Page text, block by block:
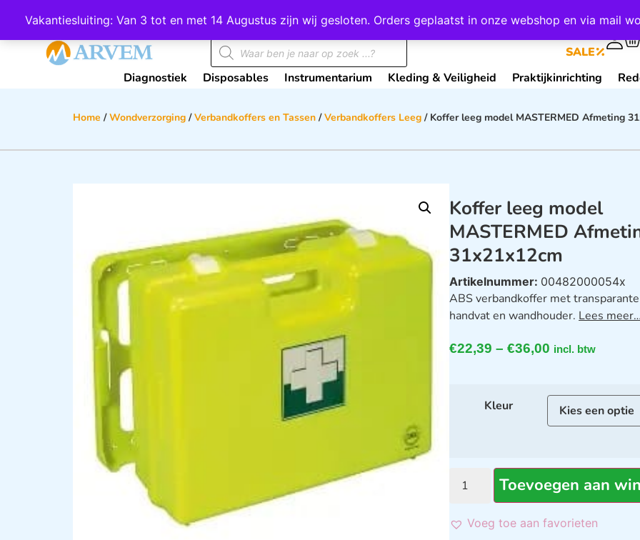
Vakantiesluiting: Van 3 tot en met 14 Augustus zijn wij gesloten. Orders geplaatst in onze webshop en via mail
Wij scoren een 4,8 op Google
SALE
Diagnostiek Disposables Instrumentarium Kleding & Veiligheid Praktijkinrichting
Home /Wondverzorging /Verbandkoffers en Tassen /Verbandkoffers Leeg / Koffer leeg model MASTERMED Afmeting
Koffer leeg model
MASTERMED
31x21x12cm
Artikelnummer: 00482000054x
ABS verbandkoffer met
handvat en wandhouder. Lees
€22,39 – €36,00 incl. btw
Kleur
Toevoegen aan
Voeg toe aan favorieten